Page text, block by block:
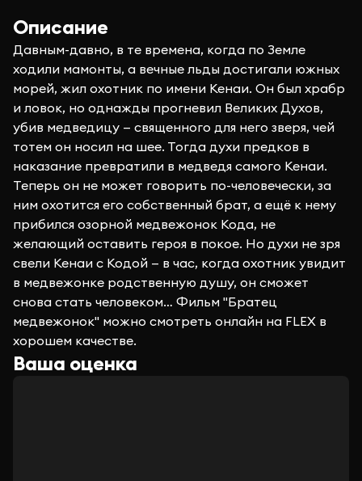
Описание
Давным-давно, в те времена, когда по Земле
ходили мамонты, а вечные льды достигали южных
морей, жил охотник по имени Кенаи. Он был храбр
и ловок, но однажды прогневил Великих Духов,
убив медведицу — священного для него зверя, чей
тотем он носил на шее. Тогда духи предков в
наказание превратили в медведя самого Кенаи.
Теперь он не может говорить по-человечески, за
ним охотится его собственный брат, а ещё к нему
прибился озорной медвежонок Кода, не
желающий оставить героя в покое. Но духи не зря
свели Кенаи с Кодой — в час, когда охотник увидит
в медвежонке родственную душу, он сможет
снова стать человеком… Фильм "Братец
медвежонок" можно смотреть онлайн на FLEX в
хорошем качестве.
Ваша оценка